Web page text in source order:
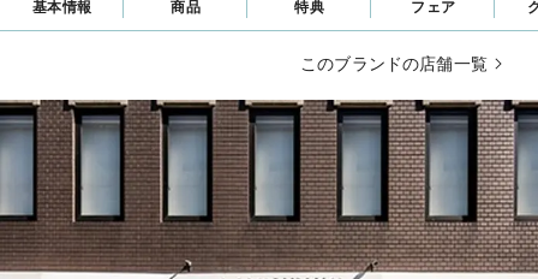
基本情報 商品 特典 フェア
このブランドの店舗一覧